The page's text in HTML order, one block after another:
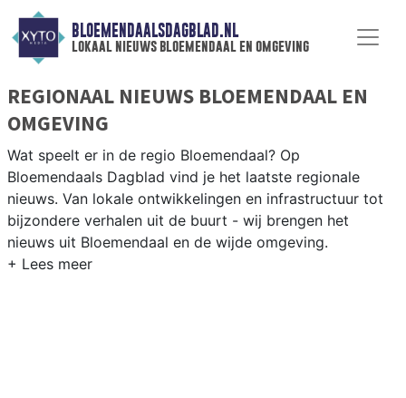
BLOEMENDAALSDAGBLAD.NL
lokaal nieuws bloemendaal en omgeving
REGIONAAL NIEUWS BLOEMENDAAL EN
OMGEVING
Wat speelt er in de regio Bloemendaal? Op
Bloemendaals Dagblad vind je het laatste regionale
nieuws. Van lokale ontwikkelingen en infrastructuur tot
bijzondere verhalen uit de buurt - wij brengen het
nieuws uit Bloemendaal en de wijde omgeving.